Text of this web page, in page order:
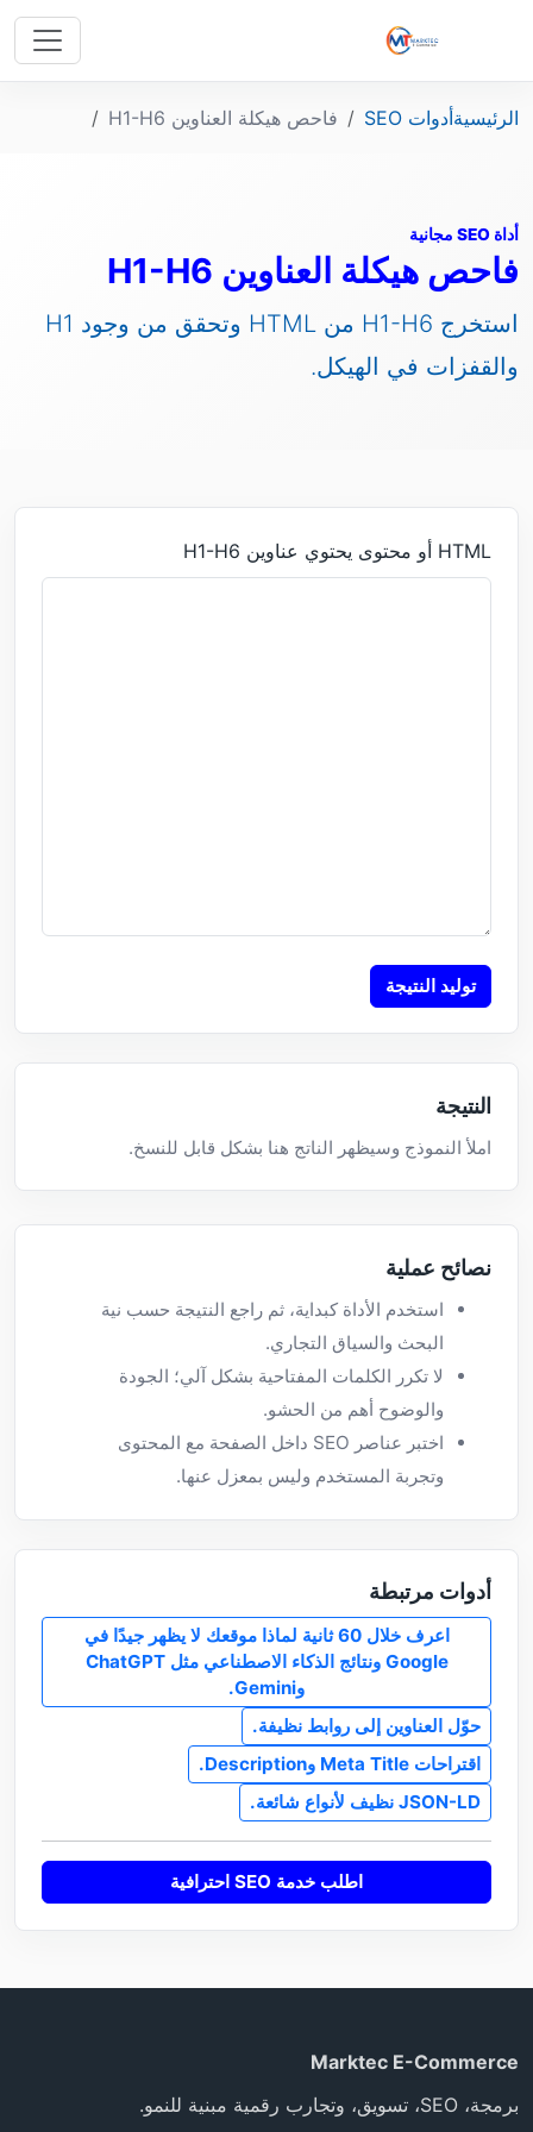
الرئيسيةأدوات SEO فاحص هيكلة العناوين H1-H6
أداة SEO مجانية
فاحص هيكلة العناوين H1-H6
استخرج H1-H6 من HTML وتحقق من وجود H1
والقفزات في الهيكل.
HTML أو محتوى يحتوي عناوين H1-H6
توليد النتيجة
النتيجة
املأ النموذج وسيظهر الناتج هنا بشكل قابل للنسخ.
نصائح عملية
استخدم الأداة كبداية، ثم راجع النتيجة حسب نية
البحث والسياق التجاري.
لا تكرر الكلمات المفتاحية بشكل آلي؛ الجودة
والوضوح أهم من الحشو.
اختبر عناصر SEO داخل الصفحة مع المحتوى
وتجربة المستخدم وليس بمعزل عنها.
أدوات مرتبطة
اعرف خلال 60 ثانية لماذا موقعك لا يظهر جيدًا في
Google ونتائج الذكاء الاصطناعي مثل ChatGPT
وGemini.
حوّل العناوين إلى روابط نظيفة.
اقتراحات Meta Title وDescription.
JSON-LD نظيف لأنواع شائعة.
اطلب خدمة SEO احترافية
Marktec E-Commerce
برمجة، SEO، تسويق، وتجارب رقمية مبنية للنمو.